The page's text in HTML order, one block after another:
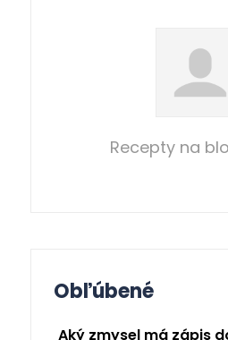
Recepty na
Obľúbené
Aký zmysel má zápis